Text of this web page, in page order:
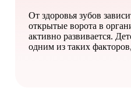
От здоровья зубов
открытые ворота в
активно развивается.
одним из таких